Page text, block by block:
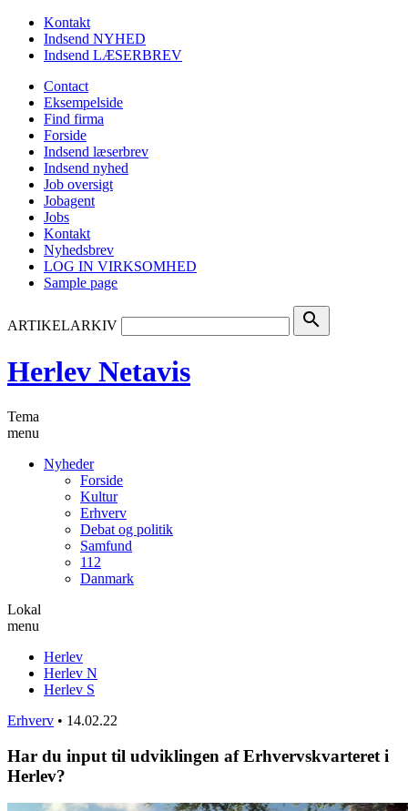
Kontakt
Indsend NYHED
Indsend LÆSERBREV
Contact
Eksempelside
Find firma
Forside
Indsend læserbrev
Indsend nyhed
Job oversigt
Jobagent
Jobs
Kontakt
Nyhedsbrev
LOG IN VIRKSOMHED
Sample page
ARTIKELARKIV search
Herlev Netavis
Tema
menu
Nyheder
Forside
Kultur
Erhverv
Debat og politik
Samfund
112
Danmark
Lokal
menu
Herlev
Herlev N
Herlev S
Erhverv • 14.02.22
Har du input til udviklingen af Erhvervskvarteret i
Herlev?